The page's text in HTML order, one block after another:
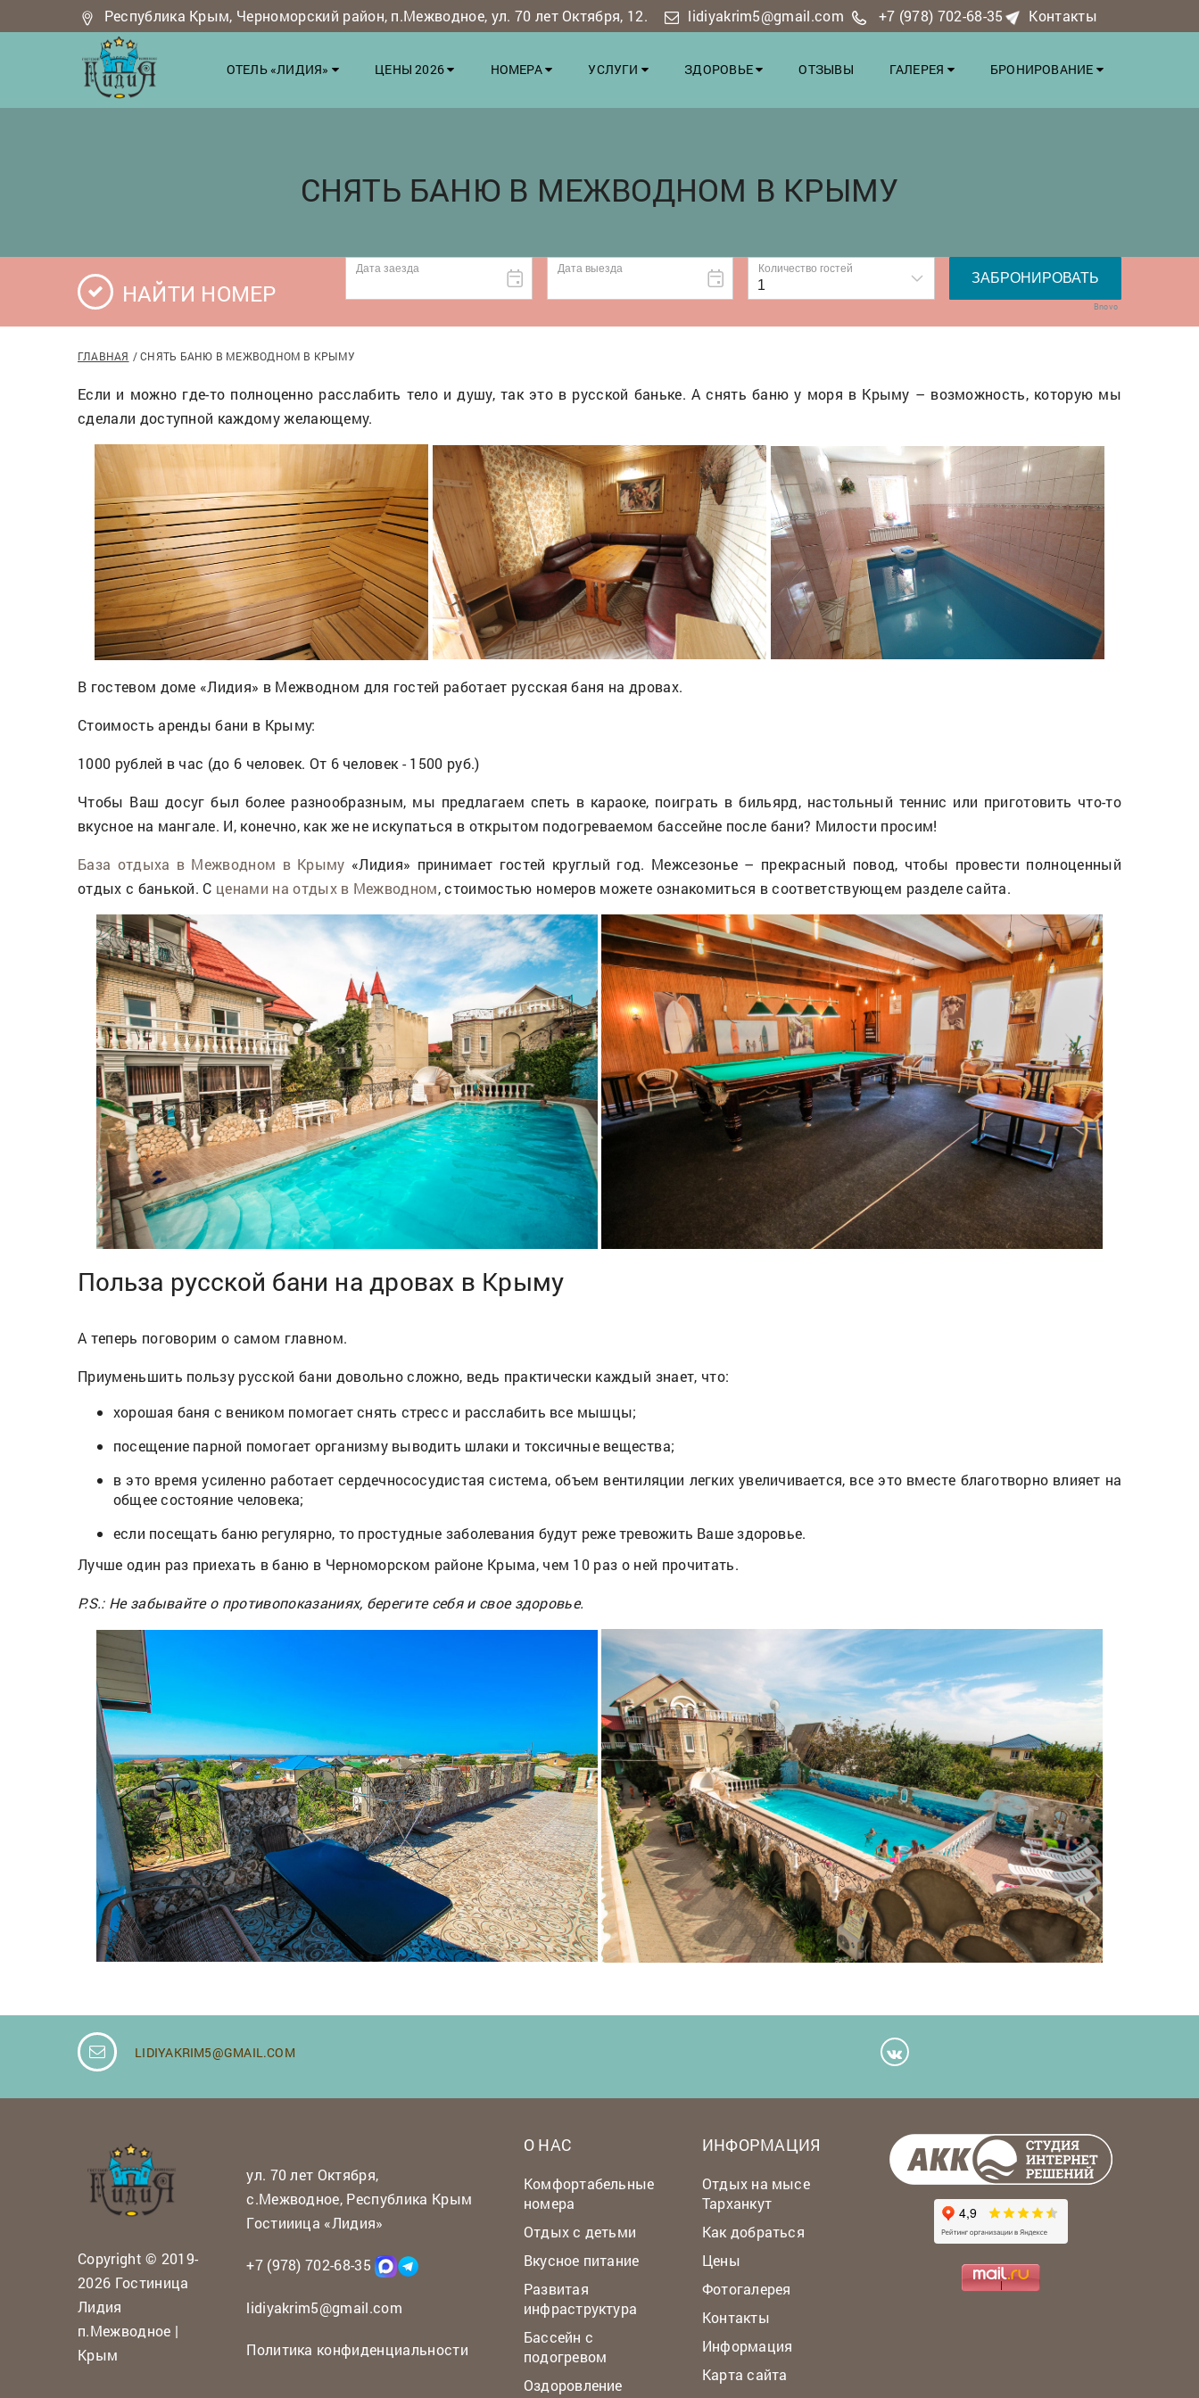
Республика Крым, Черноморский район, п.Межводное, ул. 70 лет Октября, 12. lidiyakrim5@gmail.com +7 (978) 702-68-35 Контакты
ОТЕЛЬ «ЛИДИЯ» ЦЕНЫ 2026 НОМЕРА УСЛУГИ ЗДОРОВЬЕ ОТЗЫВЫ ГАЛЕРЕЯ БРОНИРОВАНИЕ
СНЯТЬ БАНЮ В МЕЖВОДНОМ В КРЫМУ
НАЙТИ НОМЕР Bnovo
ГЛАВНАЯ СНЯТЬ БАНЮ В МЕЖВОДНОМ В КРЫМУ
Если и можно где-то полноценно расслабить тело и душу, так это в русской баньке. А снять баню у моря в Крыму – возможность, которую мы
сделали доступной каждому желающему.
В гостевом доме «Лидия» в Межводном для гостей работает русская баня на дровах.
Стоимость аренды бани в Крыму:
1000 рублей в час (до 6 человек. От 6 человек - 1500 руб.)
Чтобы Ваш досуг был более разнообразным, мы предлагаем спеть в караоке, поиграть в бильярд, настольный теннис или приготовить что-то
вкусное на мангале. И, конечно, как же не искупаться в открытом подогреваемом бассейне после бани? Милости просим!
База отдыха в Межводном в Крыму «Лидия» принимает гостей круглый год. Межсезонье – прекрасный повод, чтобы провести полноценный
отдых с банькой. С ценами на отдых в Межводном, стоимостью номеров можете ознакомиться в соответствующем разделе сайта.
Польза русской бани на дровах в Крыму
А теперь поговорим о самом главном.
Приуменьшить пользу русской бани довольно сложно, ведь практически каждый знает, что:
хорошая баня с веником помогает снять стресс и расслабить все мышцы;
посещение парной помогает организму выводить шлаки и токсичные вещества;
в это время усиленно работает сердечнососудистая система, объем вентиляции легких увеличивается, все это вместе благотворно влияет на
общее состояние человека;
если посещать баню регулярно, то простудные заболевания будут реже тревожить Ваше здоровье.
Лучше один раз приехать в баню в Черноморском районе Крыма, чем 10 раз о ней прочитать.
P.S.: Не забывайте о противопоказаниях, берегите себя и свое здоровье.
LIDIYAKRIM5@GMAIL.COM
Copyright © 2019-
2026 Гостиница
Лидия
п.Межводное |
Крым
ул. 70 лет Октября,
с.Межводное, Республика Крым
Гостииица «Лидия»
+7 (978) 702-68-35
lidiyakrim5@gmail.com
Политика конфиденциальности
О НАС
Комфортабельные
номера
Отдых с детьми
Вкусное питание
Развитая
инфраструктура
Бассейн с
подогревом
Оздоровление
ИНФОРМАЦИЯ
Отдых на мысе
Тарханкут
Как добраться
Цены
Фотогалерея
Контакты
Информация
Карта сайта